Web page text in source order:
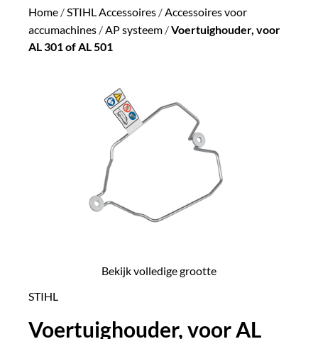
Home /STIHL Accessoires /Accessoires voor
accumachines /AP systeem /Voertuighouder, voor
AL 301 of AL 501
Bekijk volledige grootte
STIHL
Voertuighouder, voor AL